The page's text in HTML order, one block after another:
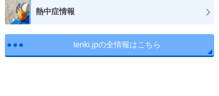
熱中症情報
tenki.jpの全情報はこちら